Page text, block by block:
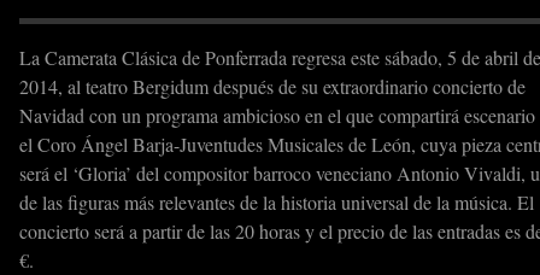
La Camerata Clásica de Ponferrada regresa este sábado, 5 de abril de
2014, al teatro Bergidum después de su extraordinario concierto de
Navidad con un programa ambicioso en el que compartirá
el Coro Ángel Barja-Juventudes Musicales de León, cuya pieza
será el ‘Gloria’ del compositor barroco veneciano Antonio Vivaldi,
de las figuras más relevantes de la historia universal de la música. El
concierto será a partir de las 20 horas y el precio de las entradas es
€.